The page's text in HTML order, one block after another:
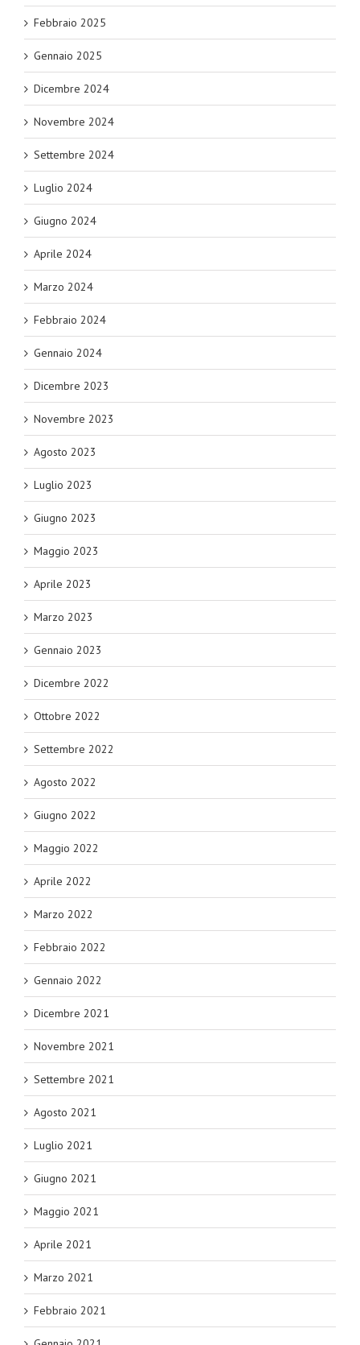
Febbraio 2025
Gennaio 2025
Dicembre 2024
Novembre 2024
Settembre 2024
Luglio 2024
Giugno 2024
Aprile 2024
Marzo 2024
Febbraio 2024
Gennaio 2024
Dicembre 2023
Novembre 2023
Agosto 2023
Luglio 2023
Giugno 2023
Maggio 2023
Aprile 2023
Marzo 2023
Gennaio 2023
Dicembre 2022
Ottobre 2022
Settembre 2022
Agosto 2022
Giugno 2022
Maggio 2022
Aprile 2022
Marzo 2022
Febbraio 2022
Gennaio 2022
Dicembre 2021
Novembre 2021
Settembre 2021
Agosto 2021
Luglio 2021
Giugno 2021
Maggio 2021
Aprile 2021
Marzo 2021
Febbraio 2021